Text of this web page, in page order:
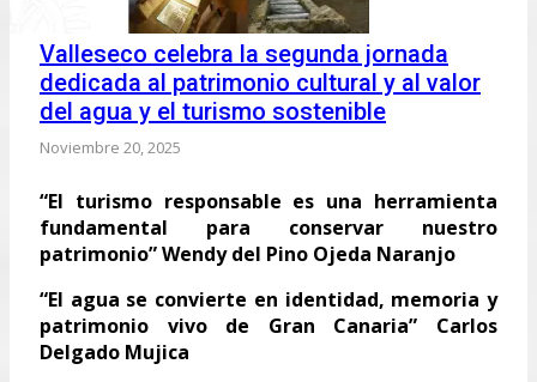
Valleseco celebra la segunda jornada
dedicada al patrimonio cultural y al valor
del agua y el turismo sostenible
Noviembre 20, 2025
“El turismo responsable es una herramienta
fundamental para conservar nuestro
patrimonio” Wendy del Pino Ojeda Naranjo
“El agua se convierte en identidad, memoria y
patrimonio vivo de Gran Canaria” Carlos
Delgado Mujica